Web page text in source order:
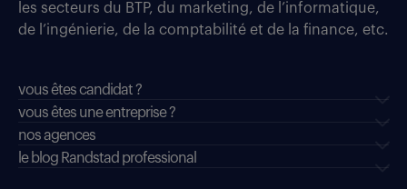
les secteurs du BTP, du marketing, de l’informatique,
de l’ingénierie, de la comptabilité et de la finance, etc.
vous êtes candidat ?
vous êtes une entreprise ?
nos agences
le blog Randstad professional